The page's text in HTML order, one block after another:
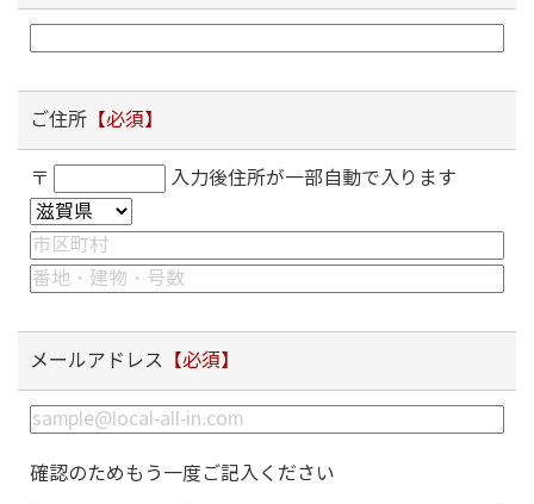
ご住所 【必須】
〒 入力後住所が一部自動で入ります
メールアドレス 【必須】
確認のためもう一度ご記入ください